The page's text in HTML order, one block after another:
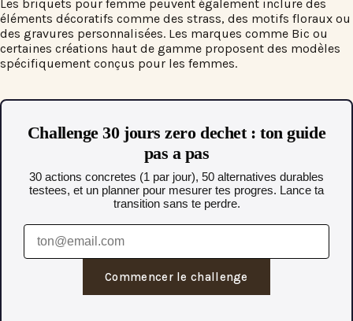
Les briquets pour femme peuvent également inclure des
éléments décoratifs comme des strass, des motifs floraux ou
des gravures personnalisées. Les marques comme Bic ou
certaines créations haut de gamme proposent des modèles
spécifiquement conçus pour les femmes.
Challenge 30 jours zero dechet : ton guide
pas a pas
30 actions concretes (1 par jour), 50 alternatives durables
testees, et un planner pour mesurer tes progres. Lance ta
transition sans te perdre.
Commencer le challenge